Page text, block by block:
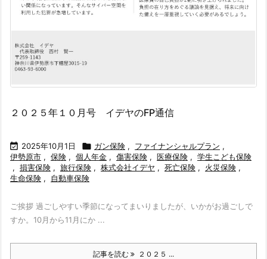
２０２５年１０月号 イデヤのFP通信
 2025年10月1日  ガン保険 , ファイナンシャルプラン ,
伊勢原市 , 保険 , 個人年金 , 傷害保険 , 医療保険 , 学生こども保険
, 損害保険 , 旅行保険 , 株式会社イデヤ , 死亡保険 , 火災保険 ,
生命保険 , 自動車保険
ご挨拶 過ごしやすい季節になってまいりましたが、いかがお過ごしで
すか。10月から11月にか ...
記事を読む ２０２５ ...